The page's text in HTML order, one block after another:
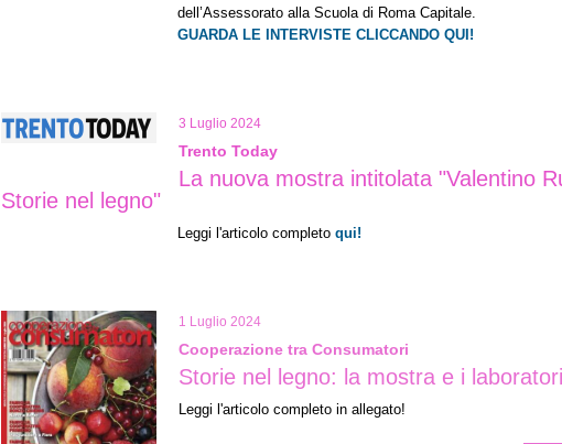
dell’Assessorato alla Scuola di Roma Capitale.
GUARDA LE INTERVISTE CLICCANDO QUI!
3 Luglio 2024
Trento Today
La nuova mostra intitolata "Valentino
Storie nel legno"
Leggi l'articolo completo qui!
1 Luglio 2024
Cooperazione tra Consumatori
Storie nel legno: la mostra e i laboratori
Leggi l'articolo completo in allegato!